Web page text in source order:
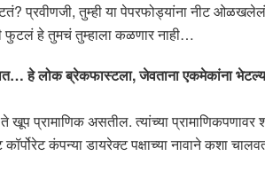
प्रवीणजी, तुम्ही या पेपरफोड्यांना नीट
फुटलं हे तुमचं तुम्हाला कळणार नाही…
हे लोक ब्रेकफास्टला, जेवताना एकमेकांना
प्रामाणिक असतील. त्यांच्या प्रामाणिकपणावर
कंपन्या डायरेक्ट पक्षाच्या नावाने कशा